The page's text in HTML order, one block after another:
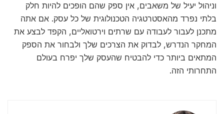
וניהול יעיל של משאבים, אין ספק שהם הופכים להיות חלק
בלתי נפרד מהאסטרטגיה הטכנולוגית של כל עסק. אם אתה
מתכנן לעבור לעבודה עם שרתים וירטואליים, הקפד לבצע את
המחקר הנדרש, לבדוק את הצרכים שלך ולבחור את הספק
המתאים ביותר כדי להבטיח שהעסק שלך יפרח בעולם
התחרותי הזה.